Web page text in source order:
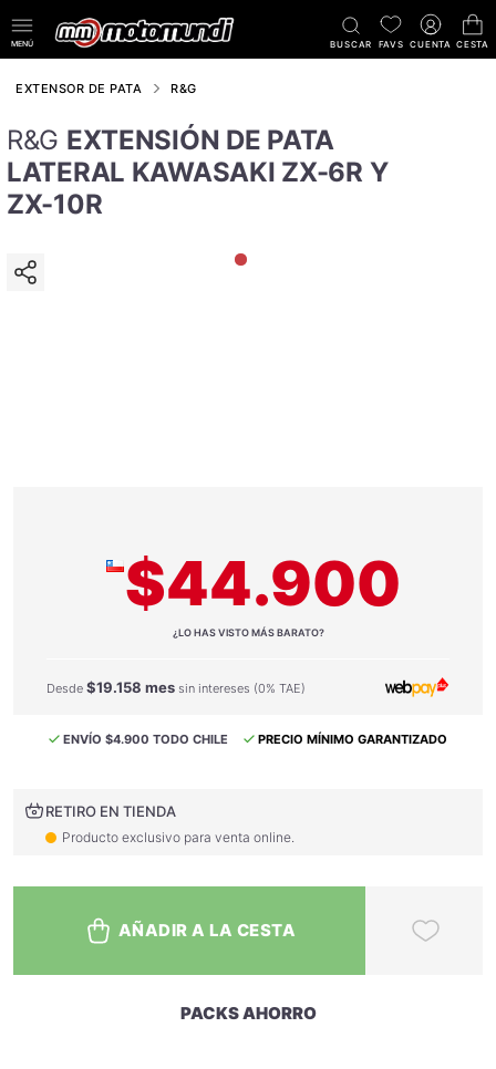
MENÚ BUSCAR FAVS CUENTA CESTA
EXTENSOR DE PATA R&G
R&G EXTENSIÓN DE PATA
LATERAL KAWASAKI ZX-6R Y
ZX-10R
$44.900
¿LO HAS VISTO MÁS BARATO?
Desde $19.158 mes sin intereses (0% TAE)
ENVÍO $4.900 TODO CHILE PRECIO MÍNIMO GARANTIZADO
RETIRO EN TIENDA
Producto exclusivo para venta online.
AÑADIR A LA CESTA
PACKS AHORRO